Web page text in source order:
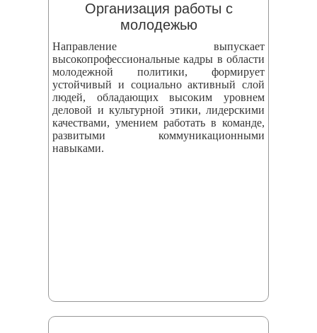
Организация работы с
молодежью
Направление выпускает
высокопрофессиональные кадры в области
молодежной политики, формирует
устойчивый и социально активный слой
людей, обладающих высоким уровнем
деловой и культурной этики, лидерскими
качествами, умением работать в команде,
развитыми коммуникационными
навыками.